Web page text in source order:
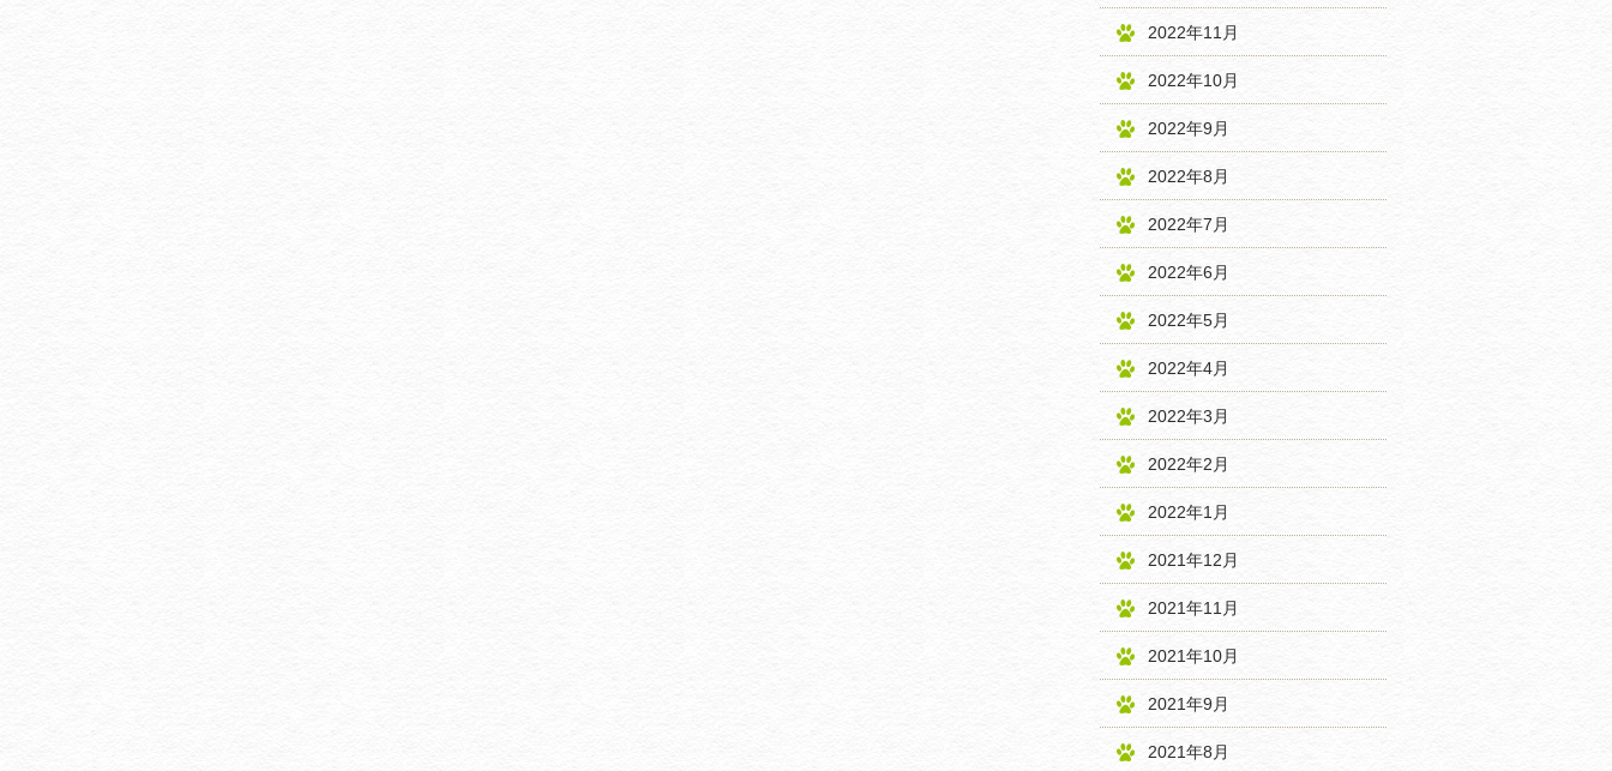
2022年11月
2022年10月
2022年9月
2022年8月
2022年7月
2022年6月
2022年5月
2022年4月
2022年3月
2022年2月
2022年1月
2021年12月
2021年11月
2021年10月
2021年9月
2021年8月